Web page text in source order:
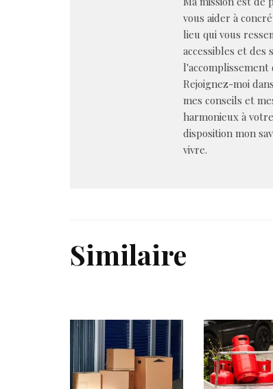
vous aider à
lieu qui vous
accessibles et des
l'accomplissement
Rejoignez-moi
mes conseils et
harmonieux à
disposition mon
vivre.
Similaire